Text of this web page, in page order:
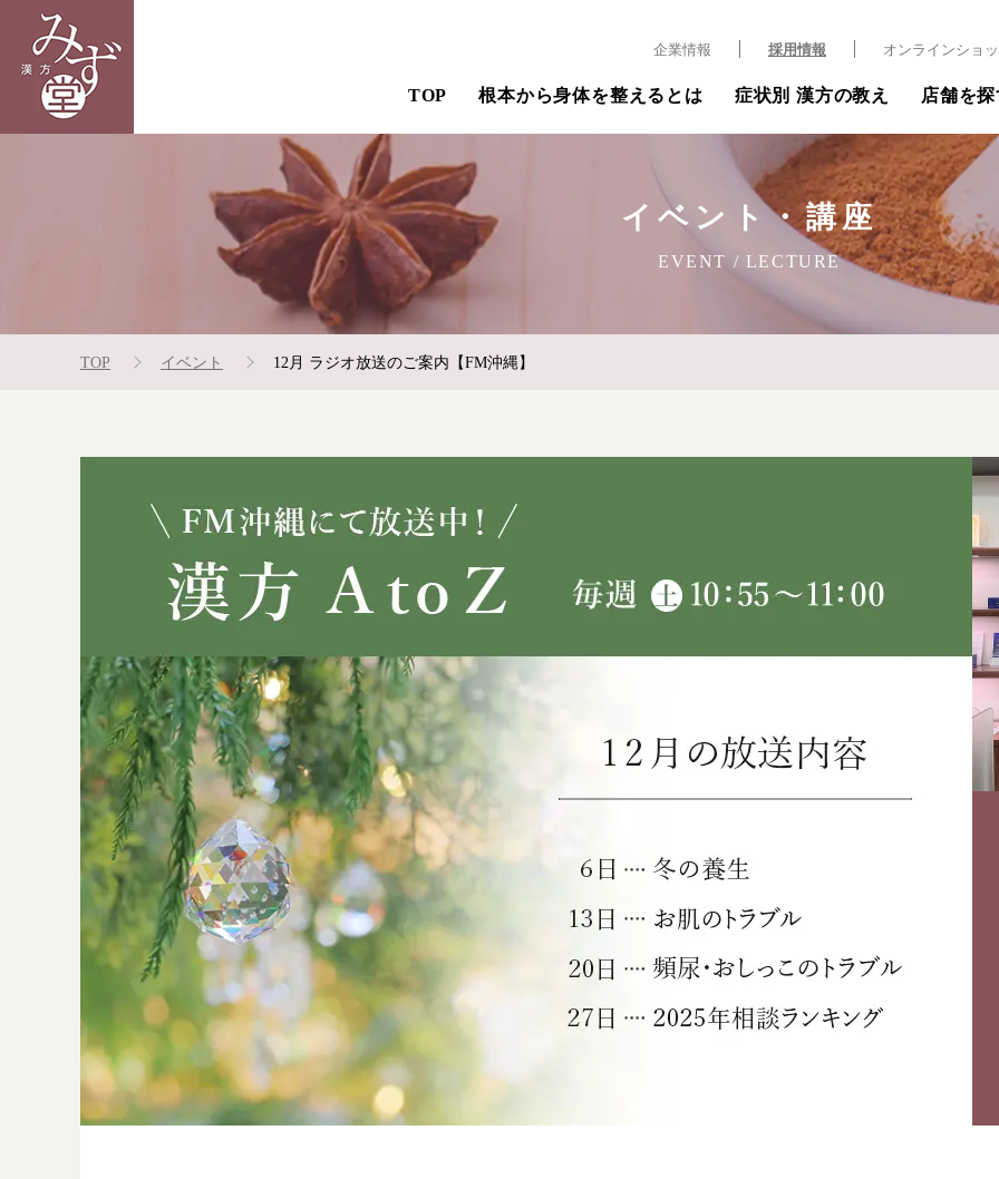
TOP 根本から身体を整えるとは 症状別 漢方の教え 店舗を
企業情報 採用情報 オンラインショ
イベント・講座
EVENT / LECTURE
TOP イベント 12月 ラジオ放送のご案内【FM沖縄】